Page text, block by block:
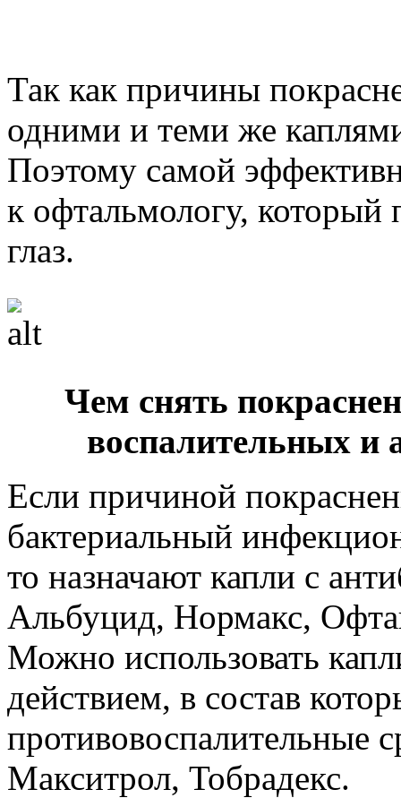
Так как причины
одними и теми же
Поэтому самой
к офтальмологу, который
глаз.
Чем снять
воспалительных и
Если причиной
бактериальный
то назначают капли с
Альбуцид, Нормакс,
Можно использовать
действием, в состав
противовоспалительные
Макситрол, Тобрадекс.